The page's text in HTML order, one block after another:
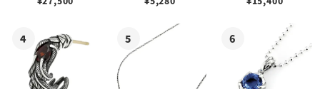
ブスタークラスプ＆LTロ